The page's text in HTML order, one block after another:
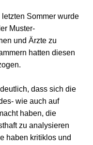
Sommer wurde
Muster-
und Ärzte zu
hatten diesen
dass sich die
wie auch auf
haben, die
zu analysieren
haben kritiklos und